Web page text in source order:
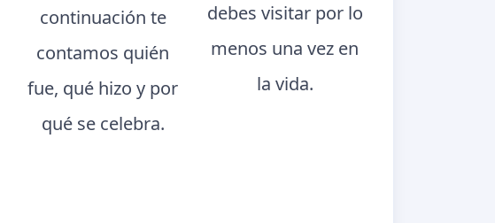
continuación te
contamos quién
fue, qué hizo y por
qué se celebra.
debes visitar por lo
menos una vez en
la vida.